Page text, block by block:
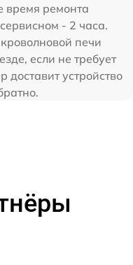
время ремонта
- 2 часа.
печи
если не требует
устройство